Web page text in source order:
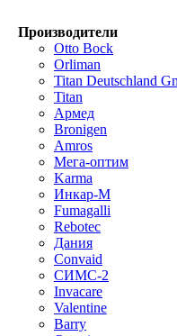
Производители
Otto Bock
Orliman
Titan Deutschland
Titan
Армед
Bronigen
Amros
Мега-оптим
Karma
Инкар-М
Fumagalli
Rebotec
Дания
Convaid
СИМС-2
Invacare
Valentine
Barry